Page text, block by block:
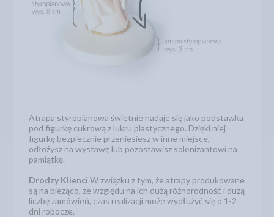
Atrapa styropianowa świetnie nadaje się jako podstawka
pod figurkę cukrową z lukru plastycznego. Dzięki niej
figurkę bezpiecznie przeniesiesz w inne miejsce,
odłożysz na wystawę lub pozostawisz solenizantowi na
pamiątkę.
Drodzy Klienci W związku z tym, że atrapy produkowane
są na bieżąco, ze względu na ich dużą różnorodność i dużą
liczbę zamówień, czas realizacji może wydłużyć się o 1-2
dni robocze.